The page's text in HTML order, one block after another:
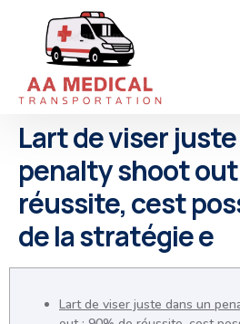
Lart de viser
penalty shoot
réussite, cest
de la stratégie e
Lart de viser juste dans un